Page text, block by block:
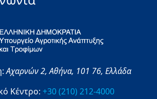
Αχαρνών 2,Αθήνα, 101 76, Ελλάδα
Κέντρο: +30 (210) 212-4000